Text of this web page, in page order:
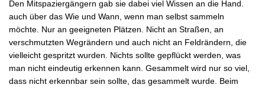
Den Mitspaziergängern gab sie dabei viel Wissen an die Hand.
auch über das Wie und Wann, wenn man selbst sammeln
möchte. Nur an geeigneten Plätzen. Nicht an Straßen, an
verschmutzten Wegrändern und auch nicht an Feldrändern, die
vielleicht gespritzt wurden. Nichts sollte gepflückt werden, was
man nicht eindeutig erkennen kann. Gesammelt wird nur so viel,
dass nicht erkennbar sein sollte, das gesammelt wurde. Beim